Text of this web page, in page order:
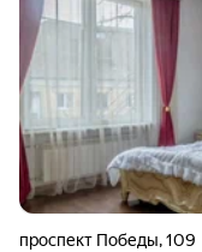
проспект Победы,109